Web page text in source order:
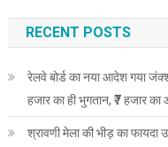
RECENT POSTS
रेलवे बोर्ड का नया आदेश गया
हजार का ही भुगतान, ₹7 हजार
श्रावणी मेला की भीड़ का फायदा